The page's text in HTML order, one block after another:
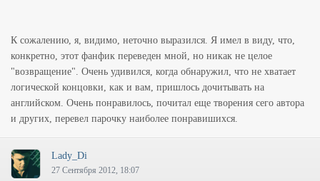
К сожалению, я, видимо, неточно выразился. Я имел в виду, что,
конкретно, этот фанфик переведен мной, но никак не целое
"возвращение". Очень удивился, когда обнаружил, что не хватает
логической концовки, как и вам, пришлось дочитывать на
английском. Очень понравилось, почитал еще творения сего автора
и других, перевел парочку наиболее понравишихся.
Lady_Di
27 Сентября 2012, 18:07